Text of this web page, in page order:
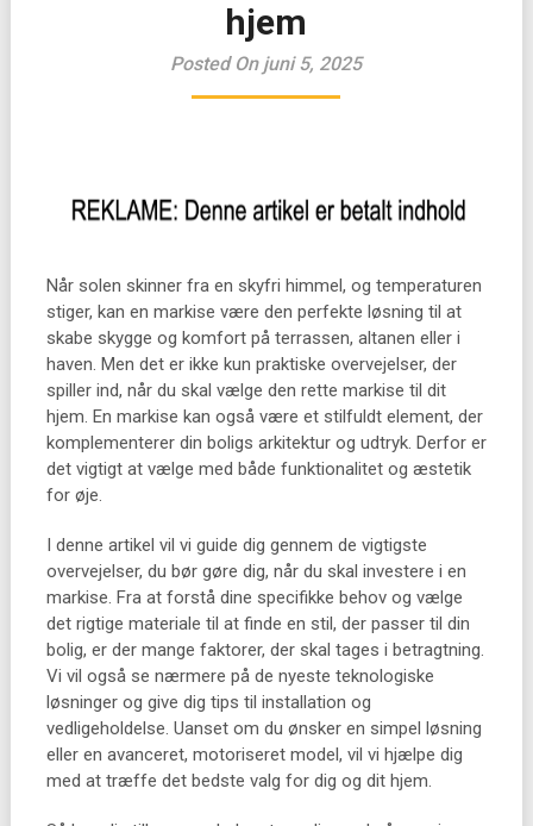
hjem
Posted On juni 5, 2025
Når solen skinner fra en skyfri himmel, og temperaturen
stiger, kan en markise være den perfekte løsning til at
skabe skygge og komfort på terrassen, altanen eller i
haven. Men det er ikke kun praktiske overvejelser, der
spiller ind, når du skal vælge den rette markise til dit
hjem. En markise kan også være et stilfuldt element, der
komplementerer din boligs arkitektur og udtryk. Derfor er
det vigtigt at vælge med både funktionalitet og æstetik
for øje.
I denne artikel vil vi guide dig gennem de vigtigste
overvejelser, du bør gøre dig, når du skal investere i en
markise. Fra at forstå dine specifikke behov og vælge
det rigtige materiale til at finde en stil, der passer til din
bolig, er der mange faktorer, der skal tages i betragtning.
Vi vil også se nærmere på de nyeste teknologiske
løsninger og give dig tips til installation og
vedligeholdelse. Uanset om du ønsker en simpel løsning
eller en avanceret, motoriseret model, vil vi hjælpe dig
med at træffe det bedste valg for dig og dit hjem.